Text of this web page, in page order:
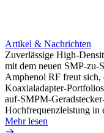
Artikel & Nachrichten
Zuverlässige High-
mit dem neuen SMP-zu-
Amphenol RF freut sich,
Koaxialadapter-
auf-SMPM-
Hochfrequenzleistung in
Mehr lesen